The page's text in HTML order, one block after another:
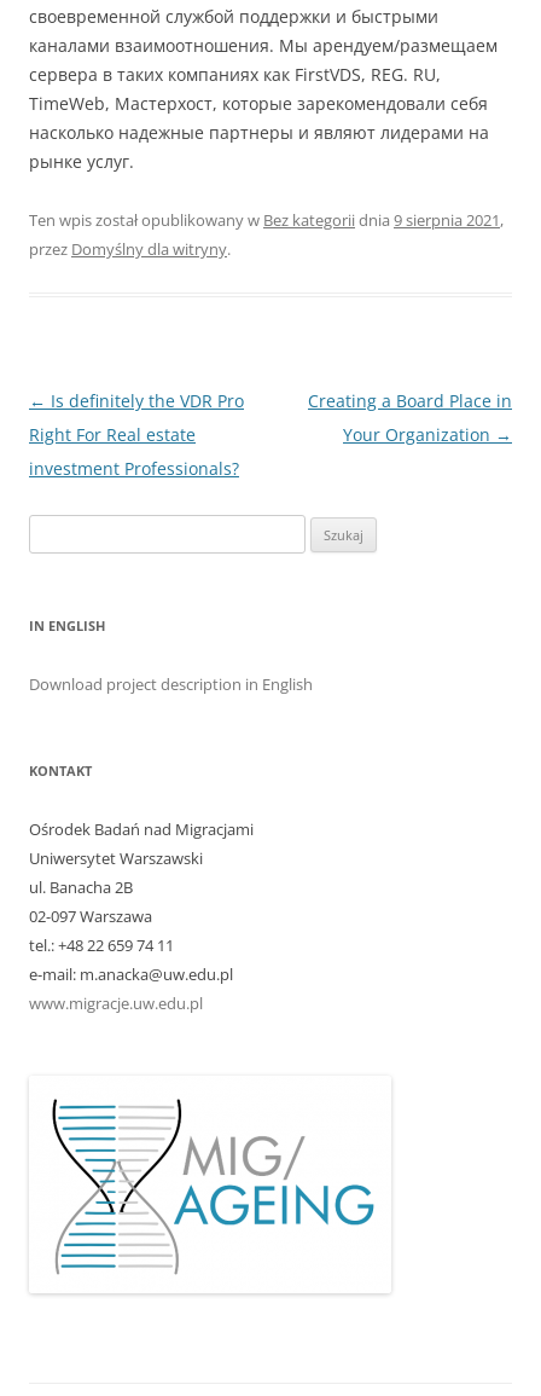
своевременной службой поддержки и быстрыми
каналами взаимоотношения. Мы арендуем/размещаем
сервера в таких компаниях как FirstVDS, REG. RU,
TimeWeb, Мастерхост, которые зарекомендовали себя
насколько надежные партнеры и являют лидерами на
рынке услуг.
Ten wpis został opublikowany w Bez kategoriidnia 9 sierpnia 2021,
przez Domyślny dla witryny.
Nawigacja
wpisu
← Is definitely the VDR Pro
Right For Real estate
investment Professionals?
Creating a Board Place in
Your Organization →
IN ENGLISH
Download project description in English
KONTAKT
Ośrodek Badań nad Migracjami
Uniwersytet Warszawski
ul. Banacha 2B
02-097 Warszawa
tel.: +48 22 659 74 11
e-mail: m.anacka@uw.edu.pl
www.migracje.uw.edu.pl